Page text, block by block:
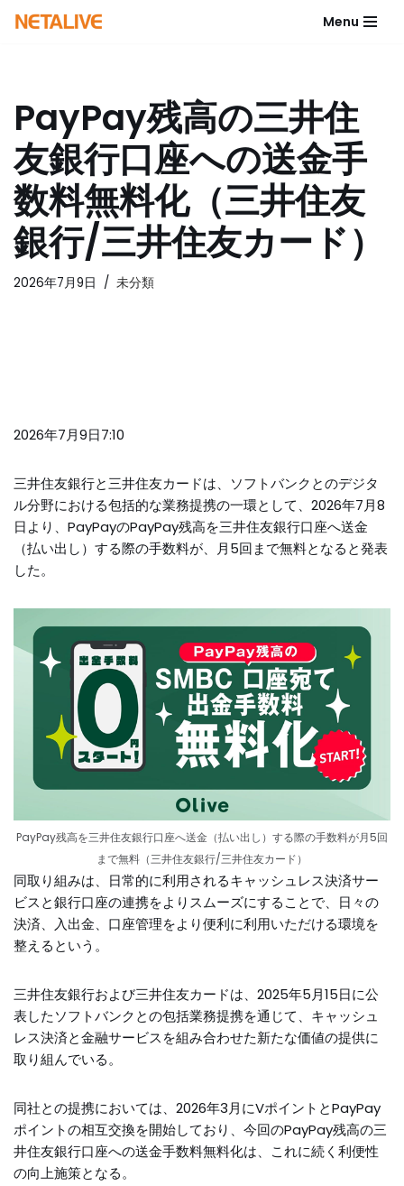
ン
ツ
へ
ス
キ
ッ
プ
Menu
PayPay残高の三井住
友銀行口座への送金手
数料無料化（三井住友
銀行/三井住友カード）
2026年7月9日 未分類
2026年7月9日7:10
三井住友銀行と三井住友カードは、ソフトバンクとのデジタ
ル分野における包括的な業務提携の一環として、2026年7月8
日より、PayPayのPayPay残高を三井住友銀行口座へ送金
（払い出し）する際の手数料が、月5回まで無料となると発表
した。
PayPay残高を三井住友銀行口座へ送金（払い出し）する際の手数料が月5回
まで無料（三井住友銀行/三井住友カード）
同取り組みは、日常的に利用されるキャッシュレス決済サー
ビスと銀行口座の連携をよりスムーズにすることで、日々の
決済、入出金、口座管理をより便利に利用いただける環境を
整えるという。
三井住友銀行および三井住友カードは、2025年5月15日に公
表したソフトバンクとの包括業務提携を通じて、キャッシュ
レス決済と金融サービスを組み合わせた新たな価値の提供に
取り組んでいる。
同社との提携においては、2026年3月にVポイントとPayPay
ポイントの相互交換を開始しており、今回のPayPay残高の三
井住友銀行口座への送金手数料無料化は、これに続く利便性
の向上施策となる。